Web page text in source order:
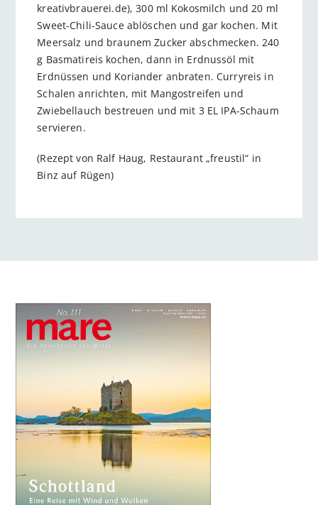
kreativbrauerei.de), 300 ml Kokosmilch und 20 ml
Sweet-Chili-Sauce ablöschen und gar kochen. Mit
Meersalz und braunem Zucker abschmecken. 240
g Basmatireis kochen, dann in Erdnussöl mit
Erdnüssen und Koriander anbraten. Curryreis in
Schalen anrichten, mit Mangostreifen und
Zwiebellauch bestreuen und mit 3 EL IPA-Schaum
servieren.
(Rezept von Ralf Haug, Restaurant „freustil“ in
Binz auf Rügen)